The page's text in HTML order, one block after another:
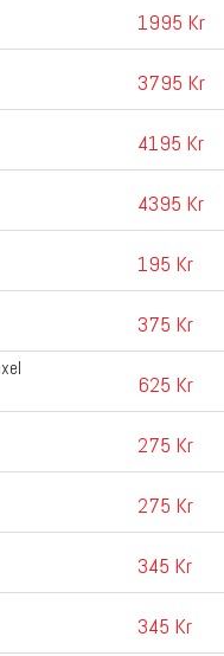
1995 Kr
3795 Kr
4195 Kr
4395 Kr
195 Kr
375 Kr
625 Kr
275 Kr
275 Kr
345 Kr
345 Kr